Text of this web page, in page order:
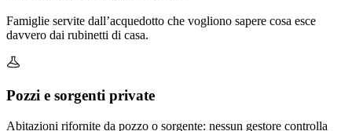
Famiglie servite dall’acquedotto che vogliono sapere cosa esce
davvero dai rubinetti di casa.
Pozzi e sorgenti private
Abitazioni rifornite da pozzo o sorgente: nessun gestore controlla